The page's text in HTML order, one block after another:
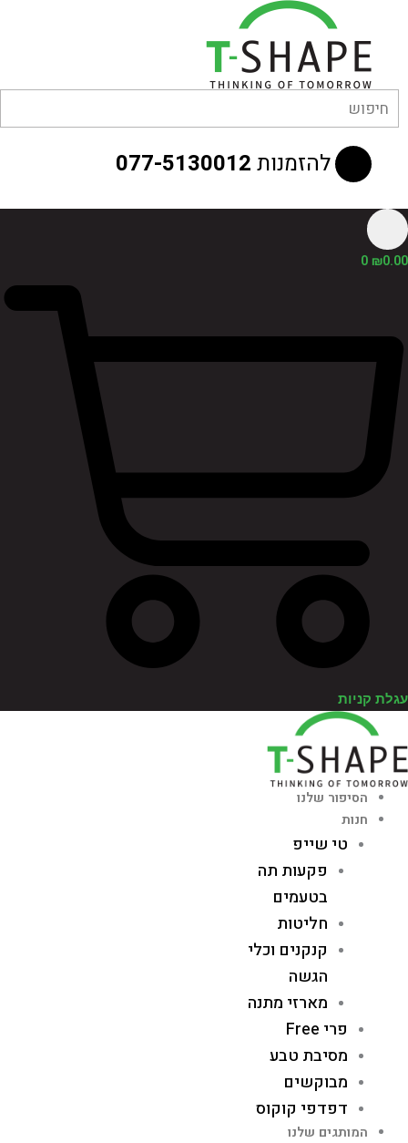
להזמנות077-5130012
₪
0
קניות
הסיפור שלנו
חנות
טי שייפ
פקעות תה
בטעמים
חליטות
קנקנים וכלי
הגשה
מארזי מתנה
פרי Free
מסיבת טבע
מבוקשים
דפדפי קוקוס
המותגים שלנו